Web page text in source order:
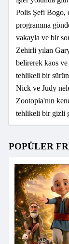
Polis Şefi Bogo,
programına
vakayla ve bir
Zehirli yılan
belirerek kaos
tehlikeli bir
Nick ve Judy
Zootopia'nın
tehlikeli bir gizli
POPÜLER